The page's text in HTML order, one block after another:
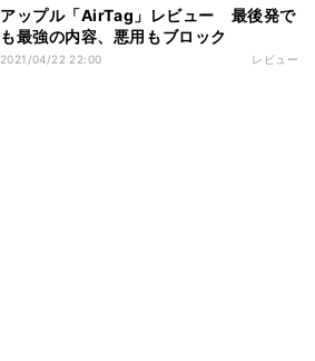
アップル「AirTag」レビュー 最後発で
も最強の内容、悪用もブロック
2021/04/22 22:00 レビュー